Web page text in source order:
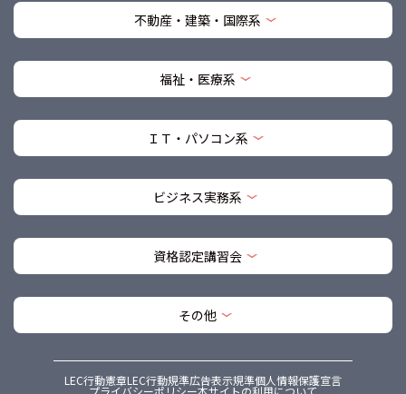
不動産・建築・国際系
福祉・医療系
ＩＴ・パソコン系
ビジネス実務系
資格認定講習会
その他
LEC行動憲章LEC行動規準広告表示規準個人情報保護宣言
プライバシーポリシー本サイトの利用について